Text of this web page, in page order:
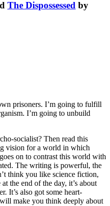
The Dispossessed by
prisoners. I’m going to fulfill
I’m going to unbuild
socialist? Then read this
vision for a world in which
on to contrast this world with
The writing is powerful, the
think you like science fiction,
the end of the day, it’s about
It’s also got some heart-
make you think deeply about